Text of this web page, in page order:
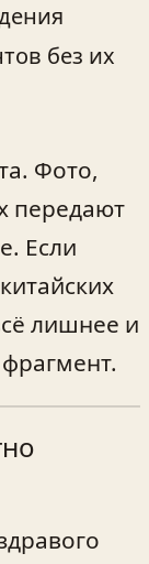
без их
Фото,
передают
Если
лишнее и